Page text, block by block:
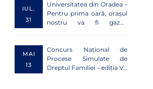
IUL.
31
Universitatea din Oradea –
Pentru prima oară, orașul
nostru va fi gazda
MAI
13
Concurs Național de
Procese Simulate de
Dreptul Familiei – ediția VII